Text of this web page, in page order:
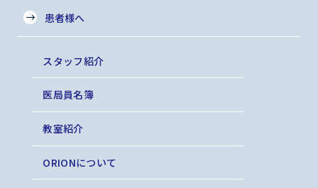
患者様へ
スタッフ紹介
医局員名簿
教室紹介
ORIONについて